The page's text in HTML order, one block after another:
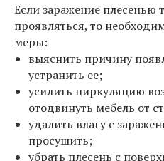
Если заражение плесенью
проявляться, то
меры:
выяснить причину
устранить ее;
усилить циркуляцию
отодвинуть мебель от
удалить влагу с
просушить;
убрать плесень с